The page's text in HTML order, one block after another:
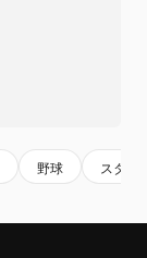
野球 スタジ